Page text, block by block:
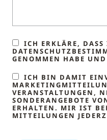
ICH ERKLÄRE,
GENOMMEN HABE
ICH BIN DAMIT
VERANSTALTUNGEN,
SONDERANGEBOTE
ERHALTEN. MIR IST
MITTEILUNGEN